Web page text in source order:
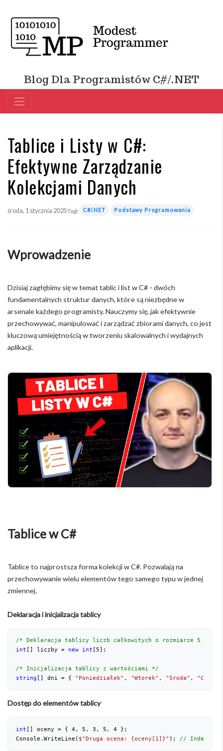
Blog Dla Programistów C#/.NET
Tablice i Listy w C#:
Efektywne Zarządzanie
Kolekcjami Danych
środa, 1 stycznia 2025Tagi: C#/.NET Podstawy Programowania
Wprowadzenie
Dzisiaj zagłębimy się w temat tablic i list w C# - dwóch
fundamentalnych struktur danych, które są niezbędne w
arsenale każdego programisty. Nauczymy się, jak efektywnie
przechowywać, manipulować i zarządzać zbiorami danych, co jest
kluczową umiejętnością w tworzeniu skalowalnych i wydajnych
aplikacji.
Tablice w C#
Tablice to najprostsza forma kolekcji w C#. Pozwalają na
przechowywanie wielu elementów tego samego typu w jednej
zmiennej.
Deklaracja i inicjalizacja tablicy
/* Deklaracja tablicy liczb całkowitych o rozmiarze 5 */
int [] liczby = new int [5];
/* Inicjalizacja tablicy z wartościami */
string [] dni = { "Poniedziałek" , "Wtorek" , "Środa" ,
Dostęp do elementów tablicy
int [] oceny = { 4, 5 , 3 , 5 , 4 };
Console.WriteLine( $"Druga ocena: {oceny[ 1]}" ); //